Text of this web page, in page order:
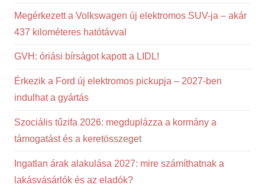
Megérkezett a Volkswagen új elektromos SUV-ja – akár
437 kilométeres hatótávval
GVH: óriási bírságot kapott a LIDL!
Érkezik a Ford új elektromos pickupja – 2027-ben
indulhat a gyártás
Szociális tűzifa 2026: megduplázza a kormány a
támogatást és a keretösszeget
Ingatlan árak alakulása 2027: mire számíthatnak a
lakásvásárlók és az eladók?